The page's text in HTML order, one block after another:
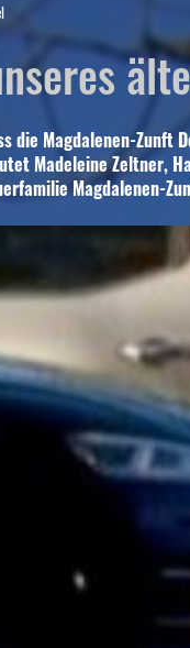
die Magdalenen-Zunft
Madeleine Zeltner,
Magdalenen-